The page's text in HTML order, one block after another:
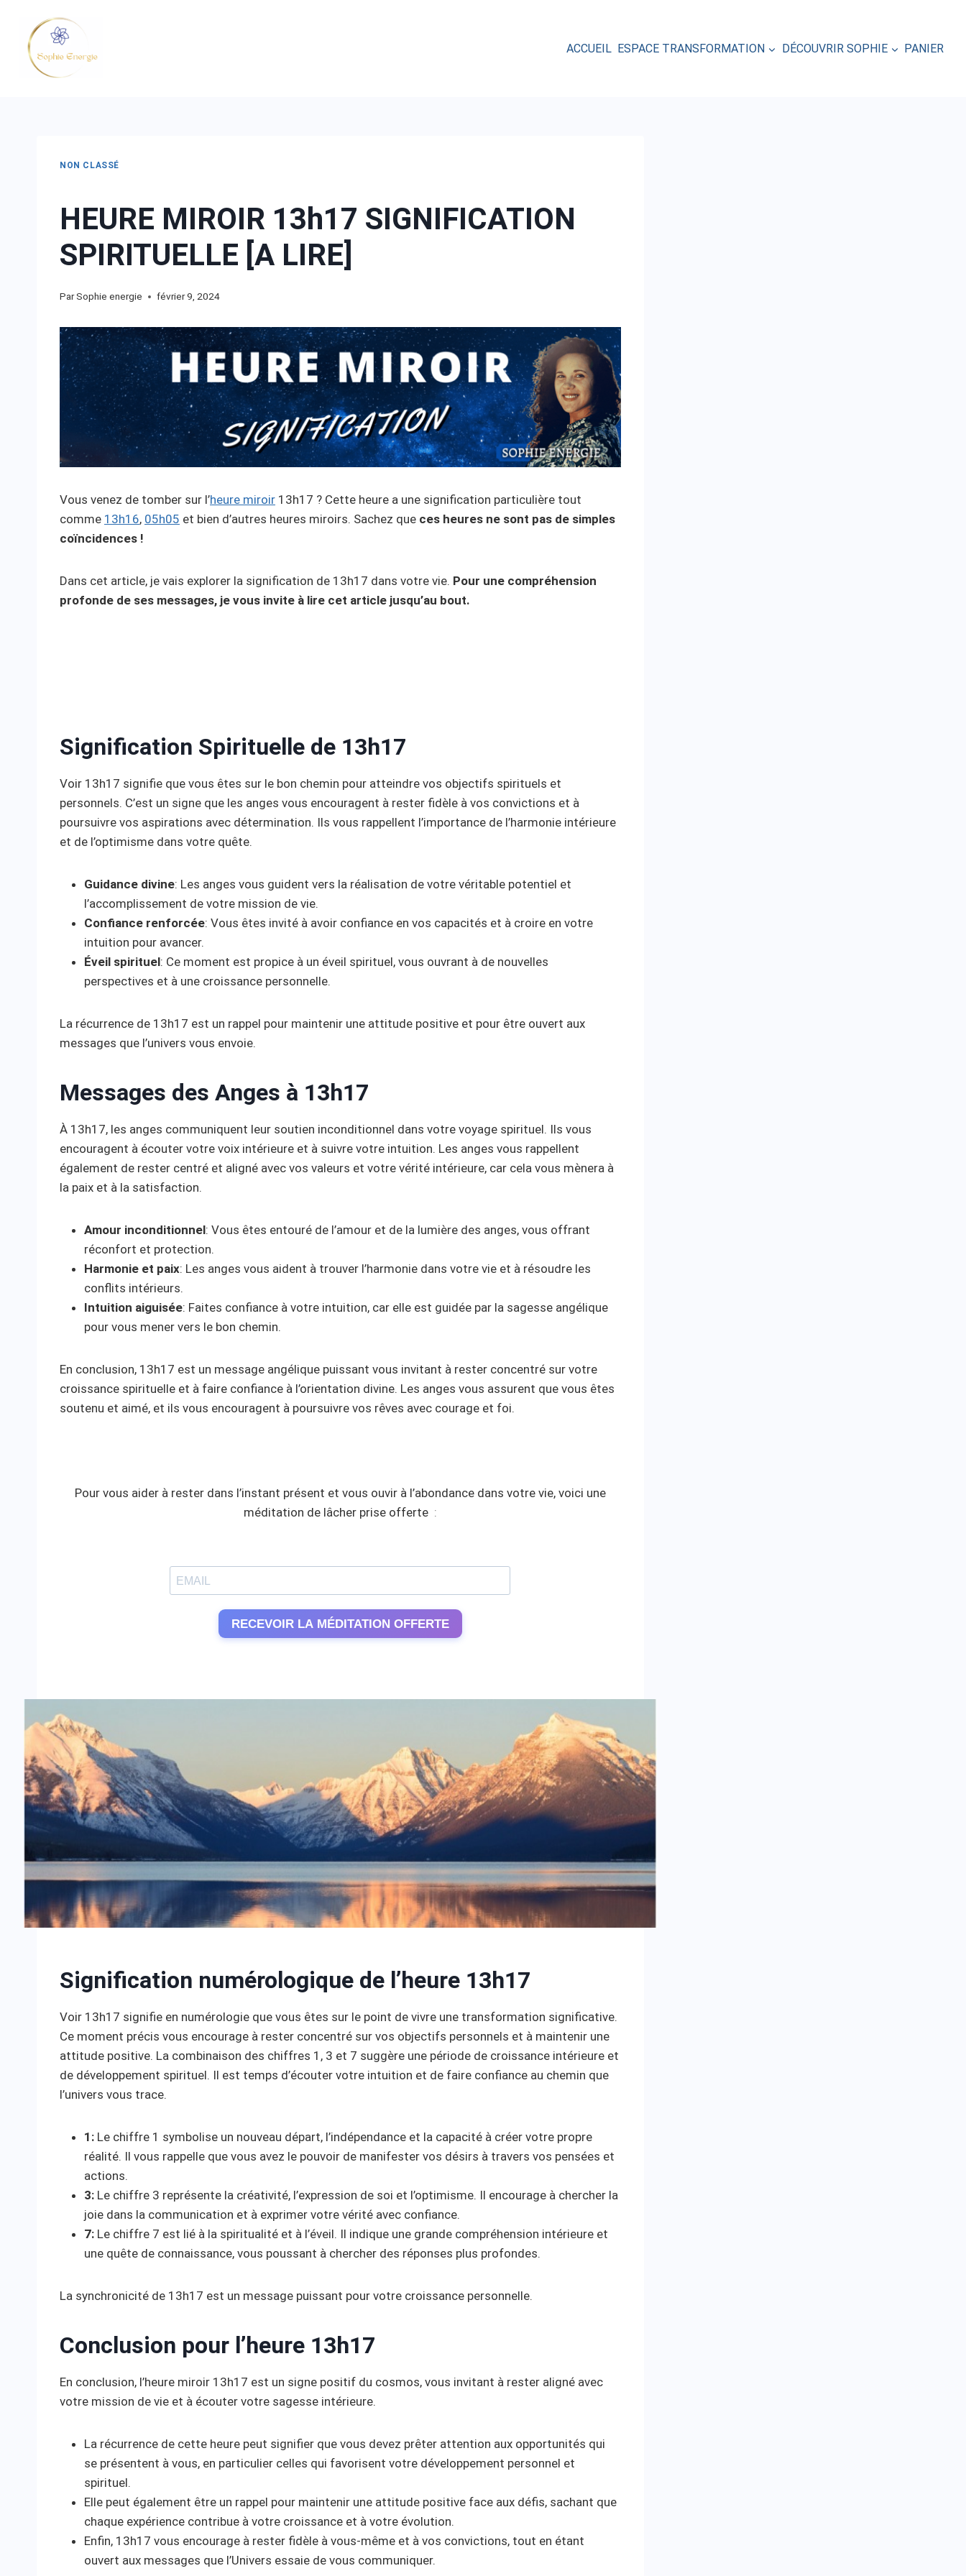
ACCUEIL ESPACE TRANSFORMATION DÉCOUVRIR SOPHIE PANIER
NON CLASSÉ
HEURE MIROIR 13h17 SIGNIFICATION
SPIRITUELLE [A LIRE]
ParSophie energie février 9, 2024
Vous venez de tomber sur l’heure miroir 13h17 ? Cette heure a une signification particulière tout
comme 13h16, 05h05 et bien d’autres heures miroirs. Sachez que ces heures ne sont pas de simples
coïncidences !
Dans cet article, je vais explorer la signification de 13h17 dans votre vie. Pour une compréhension
profonde de ses messages, je vous invite à lire cet article jusqu’au bout.
Signification Spirituelle de 13h17
Voir 13h17 signifie que vous êtes sur le bon chemin pour atteindre vos objectifs spirituels et
personnels. C’est un signe que les anges vous encouragent à rester fidèle à vos convictions et à
poursuivre vos aspirations avec détermination. Ils vous rappellent l’importance de l’harmonie intérieure
et de l’optimisme dans votre quête.
Guidance divine: Les anges vous guident vers la réalisation de votre véritable potentiel et
l’accomplissement de votre mission de vie.
Confiance renforcée: Vous êtes invité à avoir confiance en vos capacités et à croire en votre
intuition pour avancer.
Éveil spirituel: Ce moment est propice à un éveil spirituel, vous ouvrant à de nouvelles
perspectives et à une croissance personnelle.
La récurrence de 13h17 est un rappel pour maintenir une attitude positive et pour être ouvert aux
messages que l’univers vous envoie.
Messages des Anges à 13h17
À 13h17, les anges communiquent leur soutien inconditionnel dans votre voyage spirituel. Ils vous
encouragent à écouter votre voix intérieure et à suivre votre intuition. Les anges vous rappellent
également de rester centré et aligné avec vos valeurs et votre vérité intérieure, car cela vous mènera à
la paix et à la satisfaction.
Amour inconditionnel: Vous êtes entouré de l’amour et de la lumière des anges, vous offrant
réconfort et protection.
Harmonie et paix: Les anges vous aident à trouver l’harmonie dans votre vie et à résoudre les
conflits intérieurs.
Intuition aiguisée: Faites confiance à votre intuition, car elle est guidée par la sagesse angélique
pour vous mener vers le bon chemin.
En conclusion, 13h17 est un message angélique puissant vous invitant à rester concentré sur votre
croissance spirituelle et à faire confiance à l’orientation divine. Les anges vous assurent que vous êtes
soutenu et aimé, et ils vous encouragent à poursuivre vos rêves avec courage et foi.
Pour vous aider à rester dans l’instant présent et vous ouvir à l’abondance dans votre vie, voici une
méditation de lâcher prise offerte :
RECEVOIR LA MÉDITATION OFFERTE
Signification numérologique de l’heure 13h17
Voir 13h17 signifie en numérologie que vous êtes sur le point de vivre une transformation significative.
Ce moment précis vous encourage à rester concentré sur vos objectifs personnels et à maintenir une
attitude positive. La combinaison des chiffres 1, 3 et 7 suggère une période de croissance intérieure et
de développement spirituel. Il est temps d’écouter votre intuition et de faire confiance au chemin que
l’univers vous trace.
1: Le chiffre 1 symbolise un nouveau départ, l’indépendance et la capacité à créer votre propre
réalité. Il vous rappelle que vous avez le pouvoir de manifester vos désirs à travers vos pensées et
actions.
3: Le chiffre 3 représente la créativité, l’expression de soi et l’optimisme. Il encourage à chercher la
joie dans la communication et à exprimer votre vérité avec confiance.
7: Le chiffre 7 est lié à la spiritualité et à l’éveil. Il indique une grande compréhension intérieure et
une quête de connaissance, vous poussant à chercher des réponses plus profondes.
La synchronicité de 13h17 est un message puissant pour votre croissance personnelle.
Conclusion pour l’heure 13h17
En conclusion, l’heure miroir 13h17 est un signe positif du cosmos, vous invitant à rester aligné avec
votre mission de vie et à écouter votre sagesse intérieure.
La récurrence de cette heure peut signifier que vous devez prêter attention aux opportunités qui
se présentent à vous, en particulier celles qui favorisent votre développement personnel et
spirituel.
Elle peut également être un rappel pour maintenir une attitude positive face aux défis, sachant que
chaque expérience contribue à votre croissance et à votre évolution.
Enfin, 13h17 vous encourage à rester fidèle à vous-même et à vos convictions, tout en étant
ouvert aux messages que l’Univers essaie de vous communiquer.